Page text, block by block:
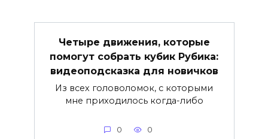
Четыре движения, которые
помогут собрать кубик Рубика:
видеоподсказка для новичков
Из всех головоломок, с которыми
мне приходилось когда-либо
0 0